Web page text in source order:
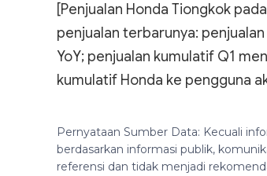
[Penjualan Honda Tiongkok
penjualan terbarunya:
YoY; penjualan kumulatif Q1
kumulatif Honda ke pengguna
Pernyataan Sumber Data: Kecuali
berdasarkan informasi publik,
referensi dan tidak menjadi